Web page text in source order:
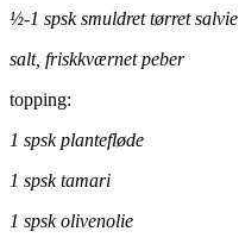
½-1 spsk smuldret tørret salvie
salt, friskkværnet peber
topping:
1 spsk plantefløde
1 spsk tamari
1 spsk olivenolie